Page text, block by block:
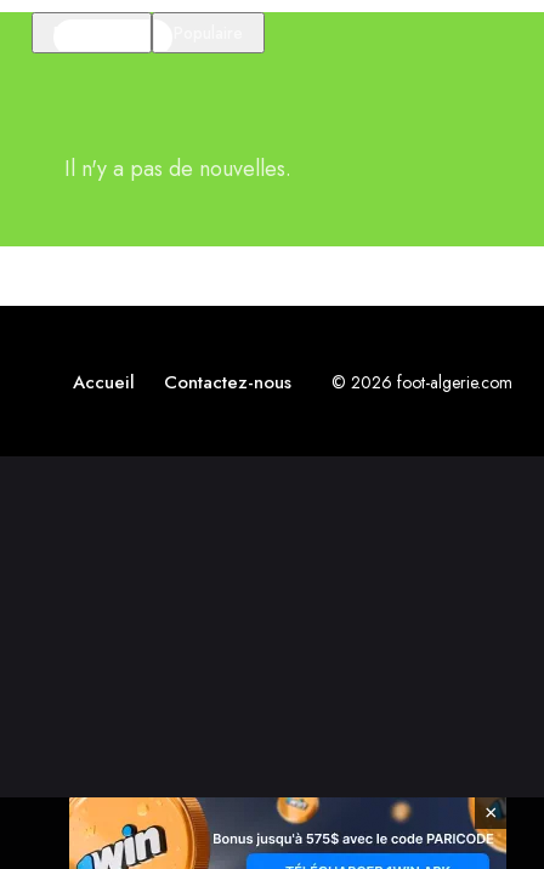
Il n'y a pas de nouvelles.
Accueil Contactez-nous © 2026 foot-algerie.com
×